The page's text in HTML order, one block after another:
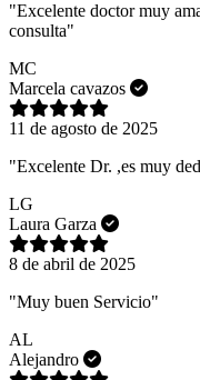
"Excelente doctor muy
consulta"
MC
Marcela cavazos
11 de agosto de 2025
"Excelente Dr. ,es muy
LG
Laura Garza
8 de abril de 2025
"Muy buen Servicio"
AL
Alejandro